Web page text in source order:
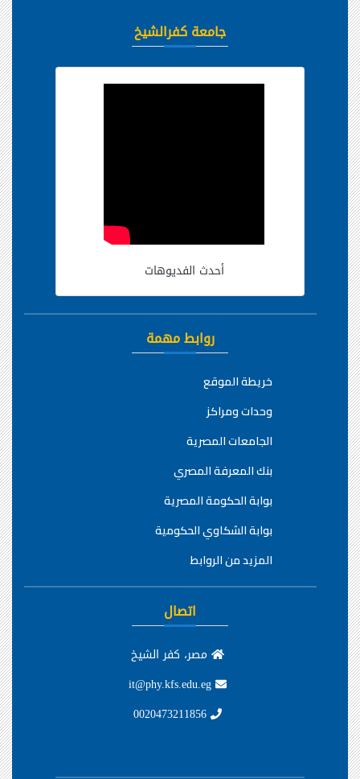
جامعة كفرالشيخ
أحدث الفديوهات
روابط مهمة
خريطة الموقع
وحدات ومراكز
الجامعات المصرية
بنك المعرفة المصري
بوابة الحكومة المصرية
بوابة الشكاوي الحكومية
المزيد من الروابط
اتصال
مصر، كفر الشيخ